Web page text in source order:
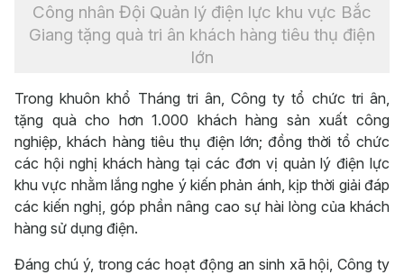
Công nhân Đội Quản lý điện lực khu vực Bắc
Giang tặng quà tri ân khách hàng tiêu thụ điện
lớn
Trong khuôn khổ Tháng tri ân, Công ty tổ chức tri ân,
tặng quà cho hơn 1.000 khách hàng sản xuất công
nghiệp, khách hàng tiêu thụ điện lớn; đồng thời tổ chức
các hội nghị khách hàng tại các đơn vị quản lý điện lực
khu vực nhằm lắng nghe ý kiến phản ánh, kịp thời giải đáp
các kiến nghị, góp phần nâng cao sự hài lòng của khách
hàng sử dụng điện.
Đáng chú ý, trong các hoạt động an sinh xã hội, Công ty